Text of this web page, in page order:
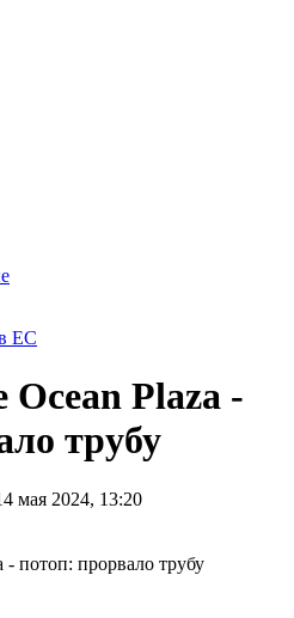
ЕС
Ocean Plaza -
трубу
мая 2024, 13:20